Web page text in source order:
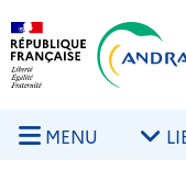
Aller au contenu
MENU